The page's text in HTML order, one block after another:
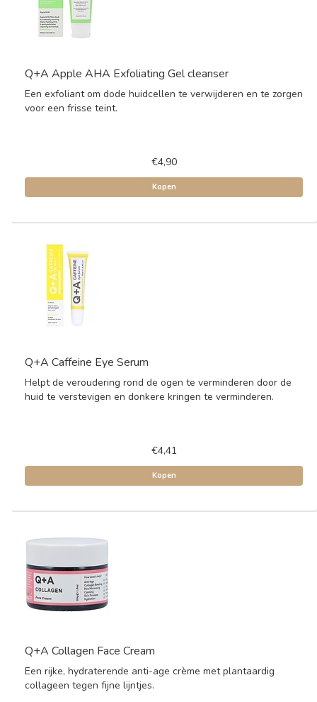
Q+A Apple AHA Exfoliating Gel cleanser
Een exfoliant om dode huidcellen te verwijderen en te zorgen
voor een frisse teint.
€4,90
Kopen
Q+A Caffeine Eye Serum
Helpt de veroudering rond de ogen te verminderen door de
huid te verstevigen en donkere kringen te verminderen.
€4,41
Kopen
Q+A Collagen Face Cream
Een rijke, hydraterende anti-age crème met plantaardig
collageen tegen fijne lijntjes.